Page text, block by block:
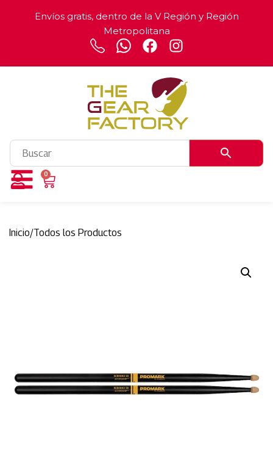
Envíos gratis, dentro de la V Región y Región
Metropolitana
0
Inicio/Todos los Productos